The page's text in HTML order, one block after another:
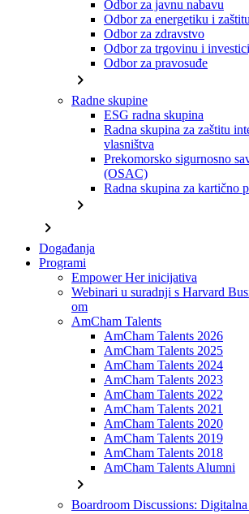
Odbor za javnu nabavu
Odbor za energetiku i
Odbor za zdravstvo
Odbor za trgovinu i
Odbor za pravosuđe
chevron_right
Radne skupine
ESG radna skupina
Radna skupina za zaštitu
vlasništva
Prekomorsko sigurnosno
(OSAC)
Radna skupina za kartično
chevron_right
chevron_right
Događanja
Programi
Empower Her inicijativa
Webinari u suradnji s Harvard
om
AmCham Talents
AmCham Talents 2026
AmCham Talents 2025
AmCham Talents 2024
AmCham Talents 2023
AmCham Talents 2022
AmCham Talents 2021
AmCham Talents 2020
AmCham Talents 2019
AmCham Talents 2018
AmCham Talents Alumni
chevron_right
Boardroom Discussions: